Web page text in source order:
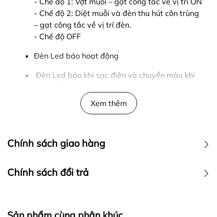
- Chế độ 2: Diệt muỗi và đèn thu hút côn trùng
– gạt công tắc về vị trí đèn.
- Chế độ OFF
Đèn Led báo hoạt động
Đèn Led báo khi sạc điện và chuyển màu khi
sạc đầy.
2/ THÔNG SỐ KỸ THUẬT:
Xem thêm
Chính sách giao hàng
Chính sách đổi trả